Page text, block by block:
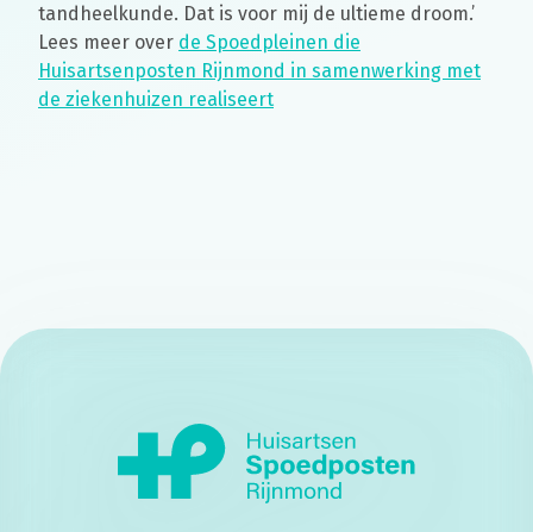
tandheelkunde. Dat is voor mij de ultieme droom.’
Lees meer over de Spoedpleinen die
Huisartsenposten Rijnmond in samenwerking met
de ziekenhuizen realiseert